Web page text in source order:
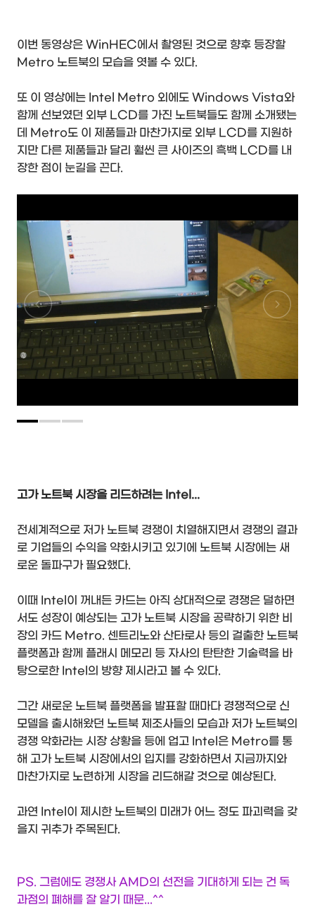
이번 동영상은 WinHEC에서 촬영된 것으로 향후 등장할
Metro 노트북의 모습을 엿볼 수 있다.
또 이 영상에는 Intel Metro 외에도 Windows Vista와
함께 선보였던 외부 LCD를 가진 노트북들도 함께 소개됐는
데 Metro도 이 제품들과 마찬가지로 외부 LCD를 지원하
지만 다른 제품들과 달리 훨씬 큰 사이즈의 흑백 LCD를 내
장한 점이 눈길을 끈다.
고가 노트북 시장을 리드하려는 Intel...
전세계적으로 저가 노트북 경쟁이 치열해지면서 경쟁의 결과
로 기업들의 수익을 약화시키고 있기에 노트북 시장에는 새
로운 돌파구가 필요했다.
이때 Intel이 꺼내든 카드는 아직 상대적으로 경쟁은 덜하면
서도 성장이 예상되는 고가 노트북 시장을 공략하기 위한 비
장의 카드 Metro. 센트리노와 산타로사 등의 걸출한 노트북
플랫폼과 함께 플래시 메모리 등 자사의 탄탄한 기술력을 바
탕으로한 Intel의 방향 제시라고 볼 수 있다.
그간 새로운 노트북 플랫폼을 발표할 때마다 경쟁적으로 신
모델을 출시해왔던 노트북 제조사들의 모습과 저가 노트북의
경쟁 악화라는 시장 상황을 등에 업고 Intel은 Metro를 통
해 고가 노트북 시장에서의 입지를 강화하면서 지금까지와
마찬가지로 노련하게 시장을 리드해갈 것으로 예상된다.
과연 Intel이 제시한 노트북의 미래가 어느 정도 파괴력을 갖
을지 귀추가 주목된다.
PS. 그럼에도 경쟁사 AMD의 선전을 기대하게 되는 건 독
과점의 폐해를 잘 알기 때문...^^